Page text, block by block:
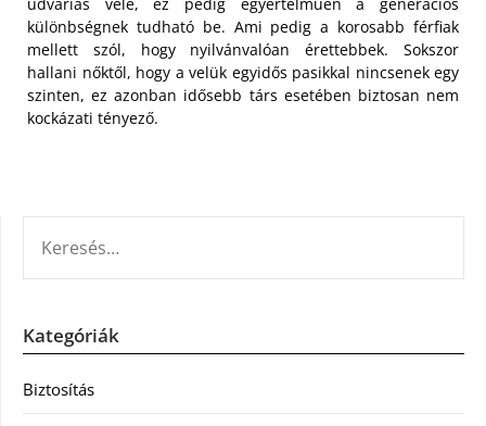
udvarias vele, ez pedig egyértelműen a generációs
különbségnek tudható be. Ami pedig a korosabb férfiak
mellett szól, hogy nyilvánvalóan érettebbek. Sokszor
hallani nőktől, hogy a velük egyidős pasikkal nincsenek egy
szinten, ez azonban idősebb társ esetében biztosan nem
kockázati tényező.
Kategóriák
Biztosítás